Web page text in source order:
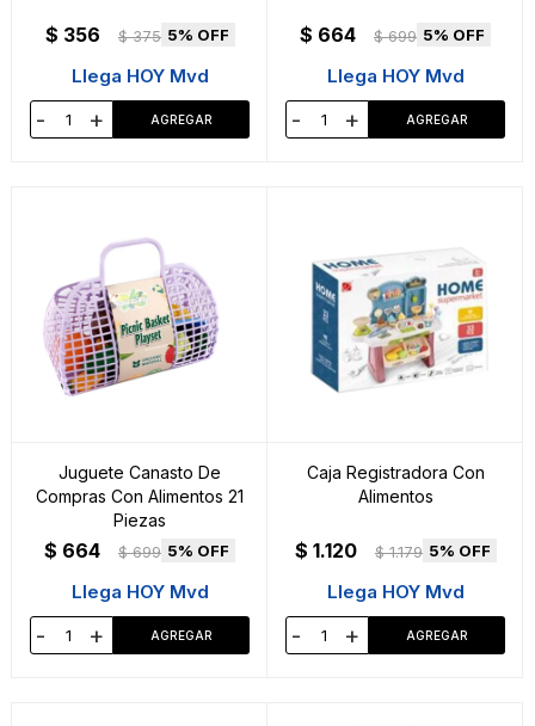
$ 356 $ 375 5
Llega HOY Mvd
- +
$ 664 $ 699 5
Llega HOY Mvd
- +
Juguete Canasto De
Compras Con Alimentos 21
Piezas
$ 664 $ 699 5
Llega HOY Mvd
- +
Caja Registradora Con
Alimentos
$ 1.120 $ 1.179 5
Llega HOY Mvd
- +